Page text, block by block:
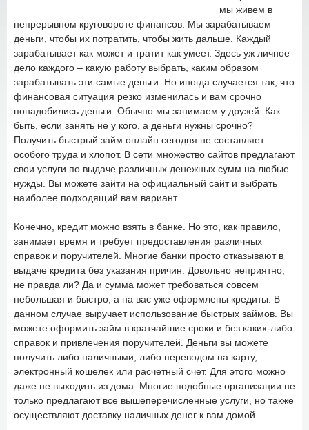
мы живем в
непрерывном круговороте финансов. Мы зарабатываем
деньги, чтобы их потратить, чтобы жить дальше. Каждый
зарабатывает как может и тратит как умеет. Здесь уж личное
дело каждого – какую работу выбрать, каким образом
зарабатывать эти самые деньги. Но иногда случается так, что
финансовая ситуация резко изменилась и вам срочно
понадобились деньги. Обычно мы занимаем у друзей. Как
быть, если занять не у кого, а деньги нужны срочно?
Получить быстрый займ онлайн сегодня не составляет
особого труда и хлопот. В сети множество сайтов предлагают
свои услуги по выдаче различных денежных сумм на любые
нужды. Вы можете зайти на официальный сайт и выбрать
наиболее подходящий вам вариант.
Конечно, кредит можно взять в банке. Но это, как правило,
занимает время и требует предоставления различных
справок и поручителей. Многие банки просто отказывают в
выдаче кредита без указания причин. Довольно неприятно,
не правда ли? Да и сумма может требоваться совсем
небольшая и быстро, а на вас уже оформлены кредиты. В
данном случае выручает использование быстрых займов. Вы
можете оформить займ в кратчайшие сроки и без каких-либо
справок и привлечения поручителей. Деньги вы можете
получить либо наличными, либо переводом на карту,
электронный кошелек или расчетный счет. Для этого можно
даже не выходить из дома. Многие подобные организации не
только предлагают все вышеперечисленные услуги, но также
осуществляют доставку наличных денег к вам домой.